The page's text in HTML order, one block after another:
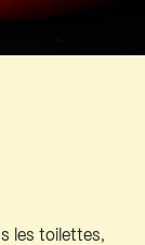
les toilettes,